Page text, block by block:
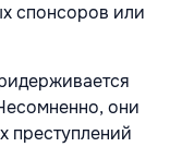
спонсоров или
они
преступлений